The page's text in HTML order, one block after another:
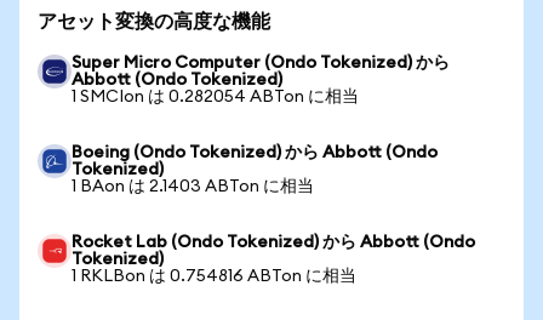
アセット変換の高度な機能
Super Micro Computer (Ondo Tokenized) から
Abbott (Ondo Tokenized)
1 SMCIon は 0.282054 ABTon に相当
Boeing (Ondo Tokenized) から Abbott (Ondo
Tokenized)
1 BAon は 2.1403 ABTon に相当
Rocket Lab (Ondo Tokenized) から Abbott (Ondo
Tokenized)
1 RKLBon は 0.754816 ABTon に相当